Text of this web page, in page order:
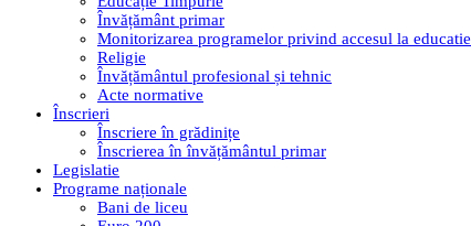
Învățământ primar
Monitorizarea programelor privind accesul la educatie
Religie
Învățământul profesional și tehnic
Acte normative
Înscrieri
Înscriere în grădinițe
Înscrierea în învățământul primar
Legislatie
Programe naționale
Bani de liceu